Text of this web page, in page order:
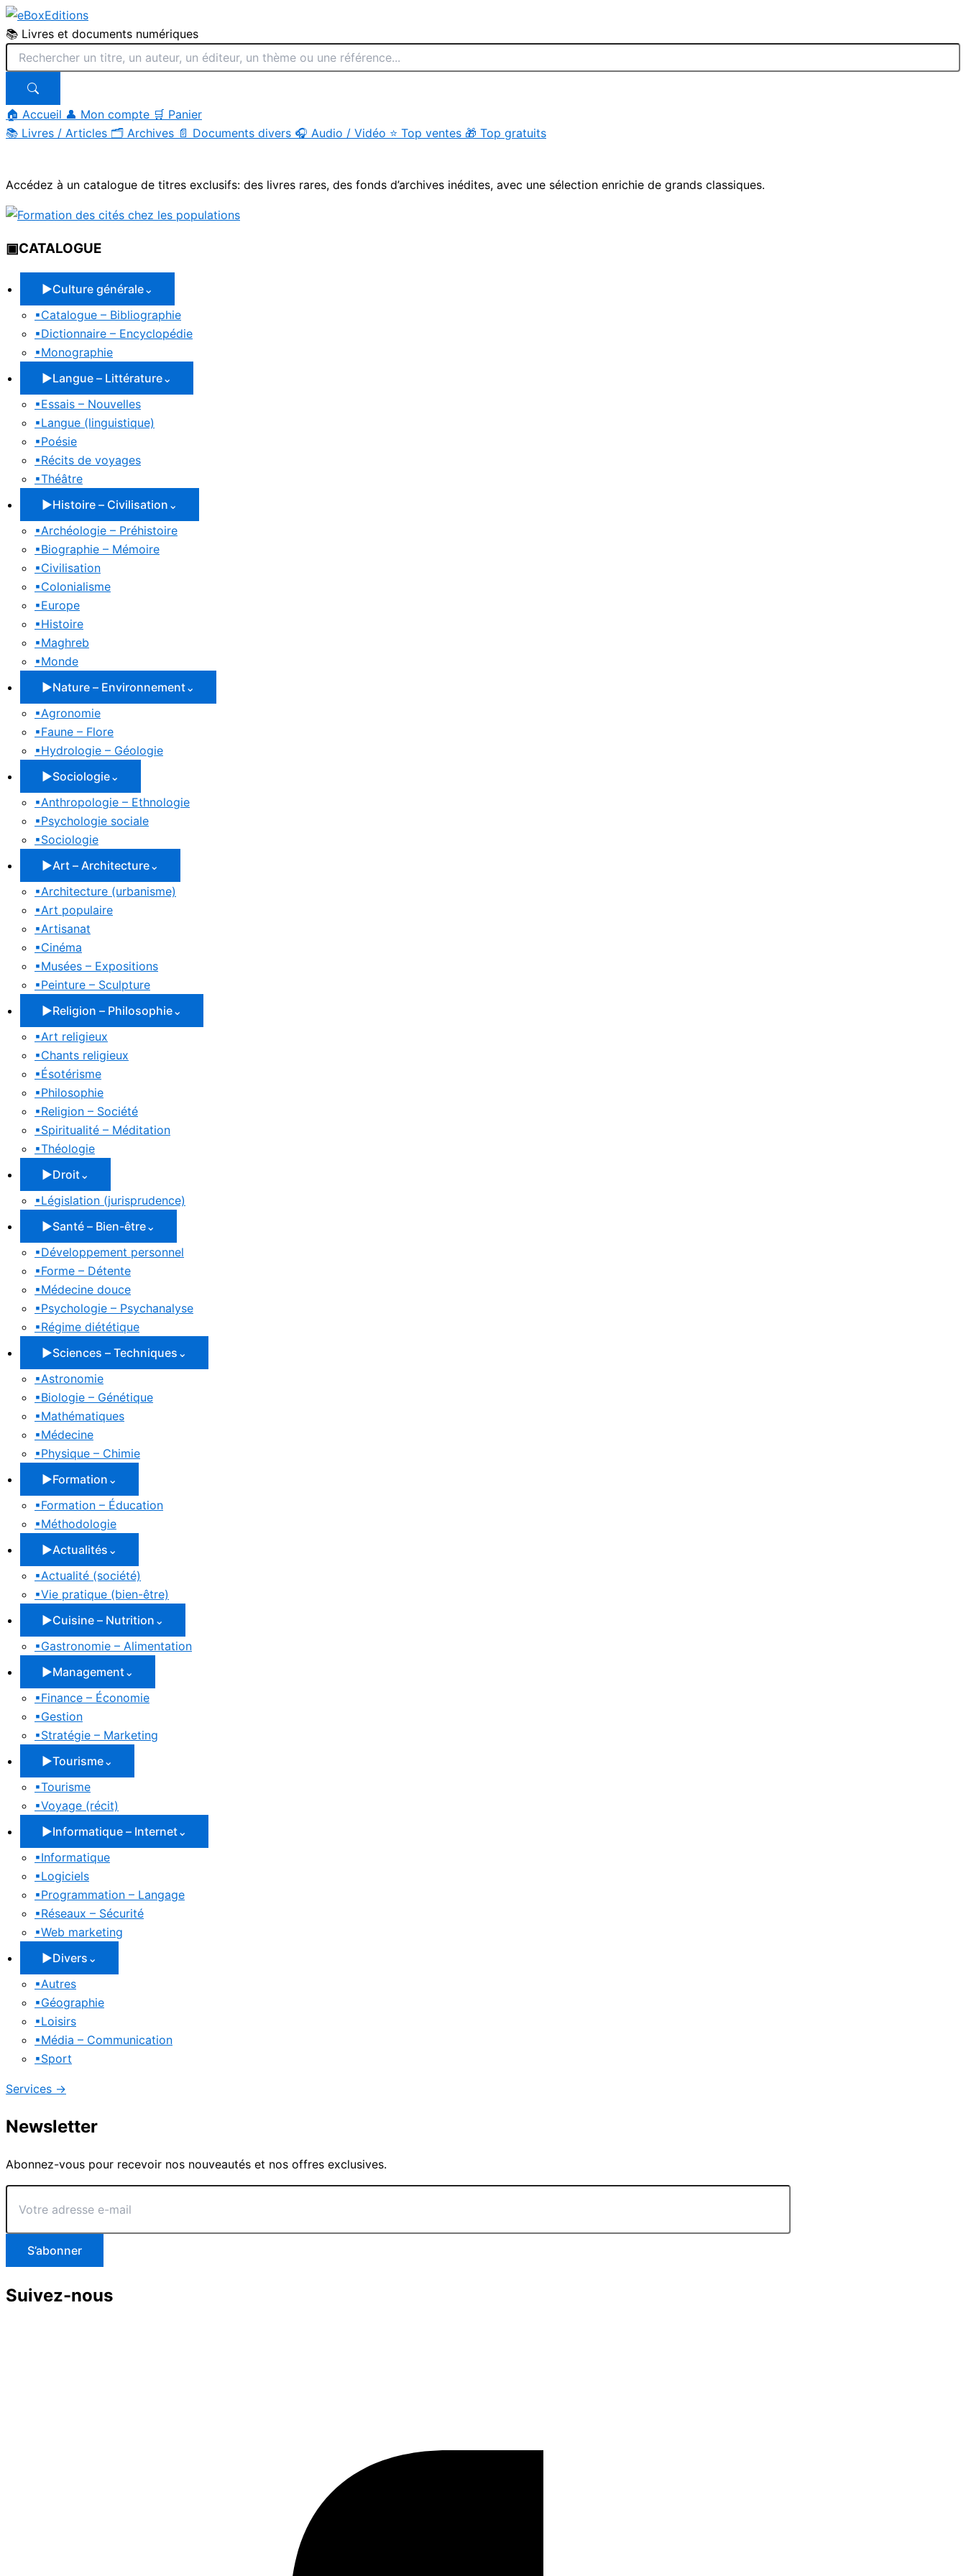
📚 Livres et documents numériques
🏠 Accueil 👤 Mon compte 🛒 Panier
📚 Livres / Articles 🗂 Archives 📄 Documents divers 🎧 Audio / Vidéo ⭐ Top ventes 🎁 Top gratuits
contenu
Accédez à un catalogue de titres exclusifs: des livres rares, des fonds d’archives inédites, avec une sélection enrichie de grands classiques.
▣CATALOGUE
▶Culture générale⌄
▪Catalogue – Bibliographie
▪Dictionnaire – Encyclopédie
▪Monographie
▶Langue – Littérature⌄
▪Essais – Nouvelles
▪Langue (linguistique)
▪Poésie
▪Récits de voyages
▪Théâtre
▶Histoire – Civilisation ⌄
▪Archéologie – Préhistoire
▪Biographie – Mémoire
▪Civilisation
▪Colonialisme
▪Europe
▪Histoire
▪Maghreb
▪Monde
▶Nature – Environnement⌄
▪Agronomie
▪Faune – Flore
▪Hydrologie – Géologie
▶Sociologie⌄
▪Anthropologie – Ethnologie
▪Psychologie sociale
▪Sociologie
▶Art – Architecture⌄
▪Architecture (urbanisme)
▪Art populaire
▪Artisanat
▪Cinéma
▪Musées – Expositions
▪Peinture – Sculpture
▶Religion – Philosophie⌄
▪Art religieux
▪Chants religieux
▪Ésotérisme
▪Philosophie
▪Religion – Société
▪Spiritualité – Méditation
▪Théologie
▶Droit⌄
▪Législation (jurisprudence)
▶Santé – Bien-être⌄
▪Développement personnel
▪Forme – Détente
▪Médecine douce
▪Psychologie – Psychanalyse
▪Régime diététique
▶Sciences – Techniques ⌄
▪Astronomie
▪Biologie – Génétique
▪Mathématiques
▪Médecine
▪Physique – Chimie
▶Formation ⌄
▪Formation – Éducation
▪Méthodologie
▶Actualités ⌄
▪Actualité (société)
▪Vie pratique (bien-être)
▶Cuisine – Nutrition ⌄
▪Gastronomie – Alimentation
▶Management⌄
▪Finance – Économie
▪Gestion
▪Stratégie – Marketing
▶Tourisme⌄
▪Tourisme
▪Voyage (récit)
▶Informatique – Internet⌄
▪Informatique
▪Logiciels
▪Programmation – Langage
▪Réseaux – Sécurité
▪Web marketing
▶Divers ⌄
▪Autres
▪Géographie
▪Loisirs
▪Média – Communication
▪Sport
Services →
Newsletter
Abonnez-vous pour recevoir nos nouveautés et nos offres exclusives.
Votre
adresse
mail
S’abonner
Suivez-nous